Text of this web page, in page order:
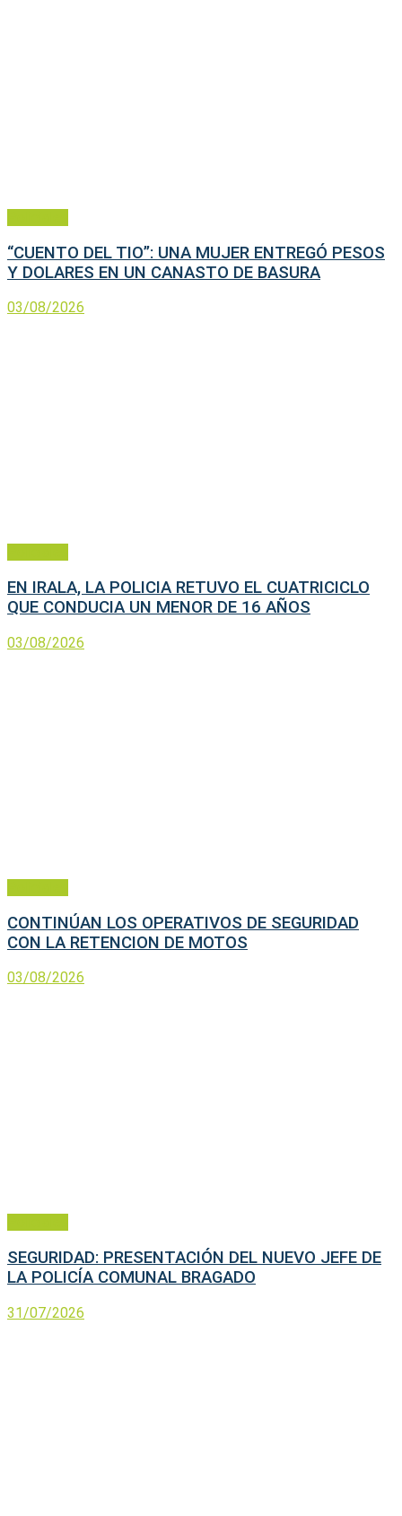
“CUENTO DEL TIO”: UNA MUJER ENTREGÓ PESOS
Y DOLARES EN UN CANASTO DE BASURA
03/08/2026
EN IRALA, LA POLICIA RETUVO EL CUATRICICLO
QUE CONDUCIA UN MENOR DE 16 AÑOS
03/08/2026
CONTINÚAN LOS OPERATIVOS DE SEGURIDAD
CON LA RETENCION DE MOTOS
03/08/2026
SEGURIDAD: PRESENTACIÓN DEL NUEVO JEFE DE
LA POLICÍA COMUNAL BRAGADO
31/07/2026